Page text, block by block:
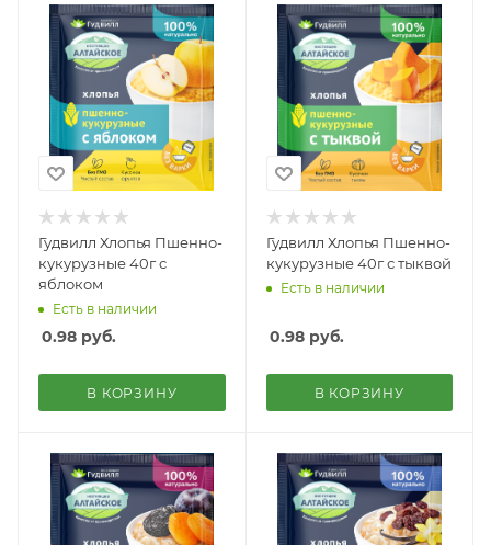
Гудвилл Хлопья Пшенно-
кукурузные 40г с
яблоком
Есть в наличии
0.98 руб.
В КОРЗИНУ
Гудвилл Хлопья Пшенно-
кукурузные 40г с тыквой
Есть в наличии
0.98руб.
В КОРЗИНУ